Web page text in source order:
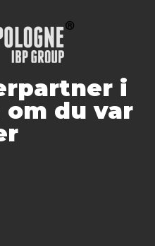
i
om du var